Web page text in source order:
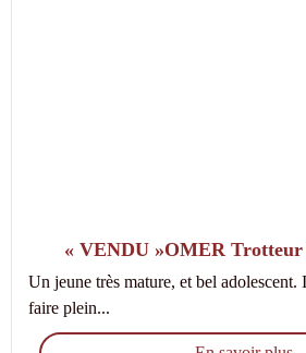
« VENDU »OMER Trotteur
Un jeune très mature, et bel adolescent.
faire plein...